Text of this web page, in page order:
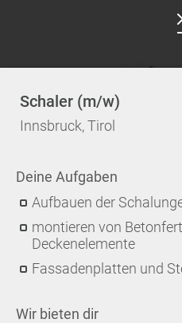
Schaler (m/w)
Innsbruck, Tirol
Deine Aufgaben
Aufbauen der
montieren von
Deckenelemente
Fassadenplatten und
Wir bieten dir